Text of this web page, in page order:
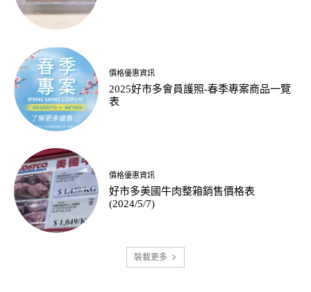
價格優惠資訊
2025好市多會員護照-春季專案商品一覽
表
價格優惠資訊
好市多美國牛肉整箱銷售價格表
(2024/5/7)
裝載更多